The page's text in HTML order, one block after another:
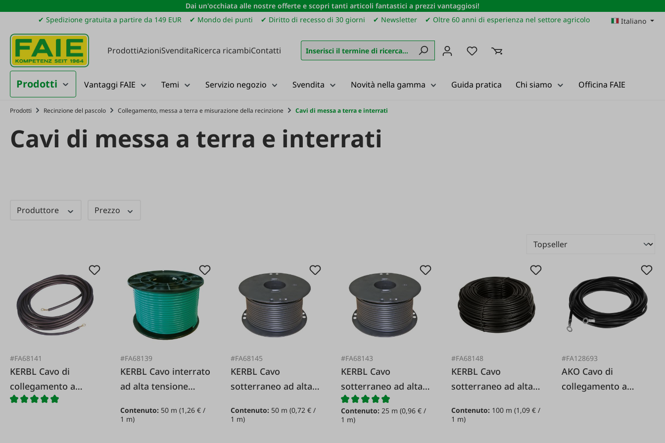
al contenuto principale
Salta alla ricerca
Passa alla navigazione principale
Dai un'occhiata alle nostre offerte e scopri tanti articoli fantastici a prezzi vantaggiosi!
✔ Spedizione gratuita a partire da 149 EUR
✔ Mondo dei punti ✔ Diritto di recesso di 30 giorni ✔ Newsletter ✔ Oltre 60 anni di esperienza nel settore agricolo Italiano
ProdottiAzioniSvenditaRicerca ricambiContatti Hai 0 articoli nella lista dei desideri
Prodotti Vantaggi FAIE Temi Servizio negozio Svendita Novità nella gamma Guida pratica Chi siamo Officina FAIE
Prodotti Recinzione del pascolo Collegamento, messa a terra e misurazione della recinzione Cavi di messa a terra e interrati
Cavi di messa a terra e interrati
Produttore Prezzo
#FA68141
KERBL Cavo di
collegamento a
terra/filo di
#FA68139
KERBL Cavo interrato
ad alta tensione
50 m
Contenuto: 50 m(1,26 € /
1 m)
#FA68145
KERBL Cavo
sotterraneo ad alta
m
Contenuto: 50 m(0,72 € /
1 m)
#FA68143
KERBL Cavo
sotterraneo ad alta
tensione 1 6 mm / 25
m
Contenuto:25 m(0,96 € /
1 m)
#FA68148
KERBL Cavo
sotterraneo ad alta
100 m
Contenuto: 100 m(1,09 € /
1 m)
#FA128693
AKO Cavo di
collegamento a